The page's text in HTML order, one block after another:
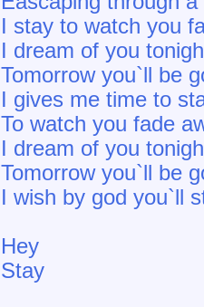
I stay to watch you
I dream of you
Tomorrow you`ll be
I gives me time to
To watch you fade
I dream of you
Tomorrow you`ll be
I wish by god you`ll
Hey
Stay